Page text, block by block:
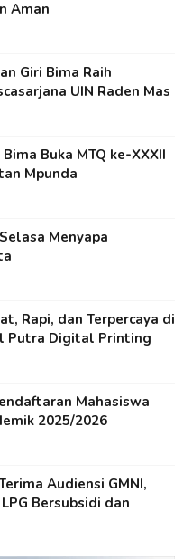
Aman
Giri Bima Raih
UIN Raden Mas
Buka MTQ ke-XXXII
Mpunda
Menyapa
Rapi, dan Terpercaya di
Putra Digital Printing
Mahasiswa
2025/2026
Audiensi GMNI,
Bersubsidi dan